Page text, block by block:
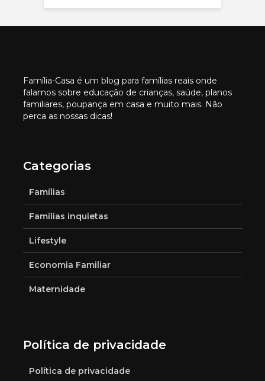
Família-Casa é um blog para famílias reais onde
falamos sobre educação de crianças, saúde, planos
familiares, poupança em casa e muito mais. Não
perca as nossas dicas!
Categorias
Famílias
Famílias inquietas
Lifestyle
Economia Familiar
Maternidade
Política de privacidade
Política de privacidade